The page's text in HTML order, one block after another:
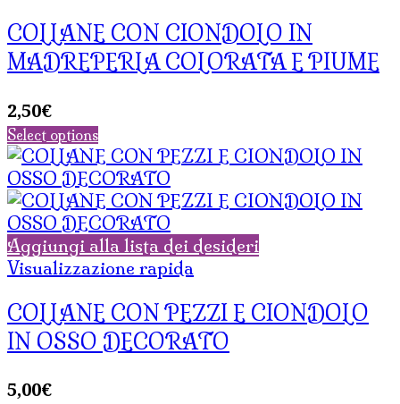
COLLANE CON CIONDOLO IN
MADREPERLA COLORATA E PIUME
2,50€
Select options
Aggiungi alla lista dei desideri
Visualizzazione rapida
COLLANE CON PEZZI E CIONDOLO
IN OSSO DECORATO
5,00€